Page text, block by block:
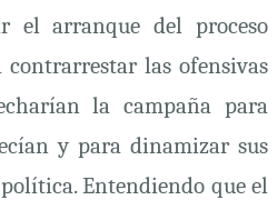
el arranque del proceso
contrarrestar las ofensivas
la campaña para
y para dinamizar sus
Entendiendo que el